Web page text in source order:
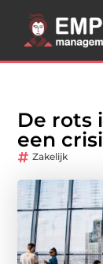
De rots
een
Zakelijk